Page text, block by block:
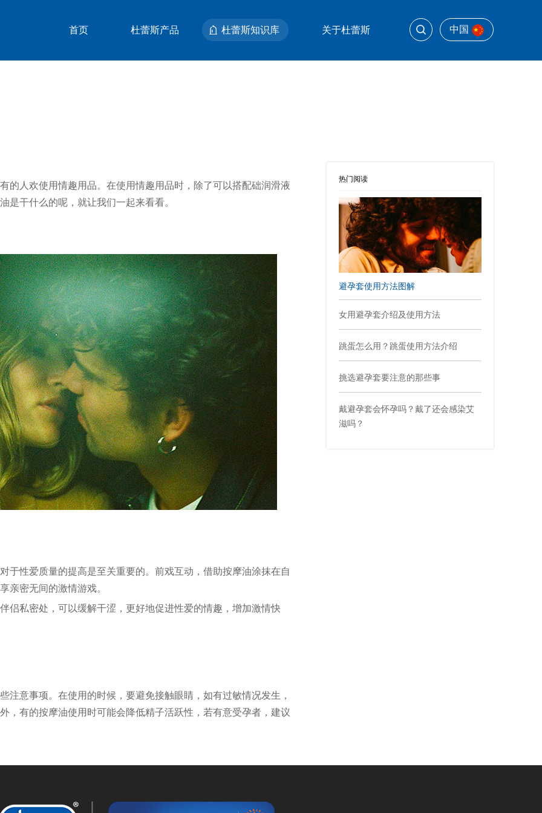
中国
首页 杜蕾斯产品 杜蕾斯知识库 关于杜蕾斯
的人欢使用情趣⽤品。在使用情趣用品时，除了可以搭配础润滑液
是干什么的呢，就让我们一起来看看。
于性爱质量的提高是至关重要的。前戏互动，借助按摩油涂抹在自
亲密无间的激情游戏。
侣私密处，可以缓解干涩，更好地促进性爱的情趣，增加激情快
注意事项。在使用的时候，要避免接触眼睛，如有过敏情况发生，
，有的按摩油使用时可能会降低精子活跃性，若有意受孕者，建议
热门阅读
避孕套使用方法图解
女用避孕套介绍及使用方法
跳蛋怎么用？跳蛋使用方法介绍
挑选避孕套要注意的那些事
戴避孕套会怀孕吗？戴了还会感染艾
滋吗？